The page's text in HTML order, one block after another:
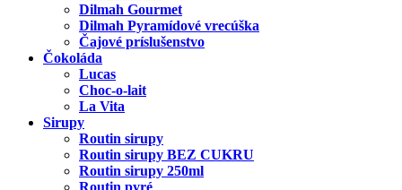
Dilmah Gourmet
Dilmah Pyramídové vrecúška
Čajové príslušenstvo
Čokoláda
Lucas
Choc-o-lait
La Vita
Sirupy
Routin sirupy
Routin sirupy BEZ CUKRU
Routin sirupy 250ml
Routin pyré